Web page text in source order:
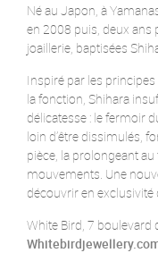
Né au Japon, à
en 2008 puis, deux ans
joaillerie, baptisées
Inspiré par les
la fonction, Shihara
délicatesse : le fermoir
loin d’être dissimulés,
pièce, la prolongeant
mouvements. Une
découvrir en exclusivité
White Bird, 7 boulevard